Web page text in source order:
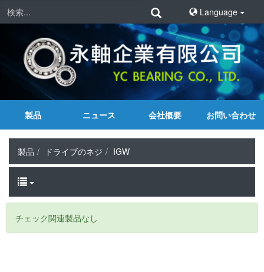
Language
製品 ニュース 会社概要 お問い合わせ
製品 ドライブのネジ IGW
チェック関連製品なし